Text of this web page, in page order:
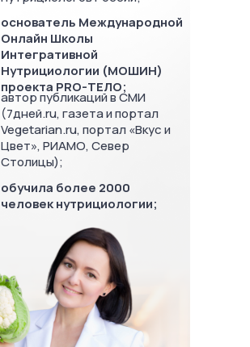
основатель Международной
Онлайн Школы
Интегративной
Нутрициологии (МОШИН)
проекта PRO-ТЕЛО;
автор публикаций в СМИ
(7дней.ru, газета и портал
Vegetarian.ru, портал «Вкус и
Цвет», РИАМО, Север
Столицы);
обучила более 2000
человек нутрициологии;